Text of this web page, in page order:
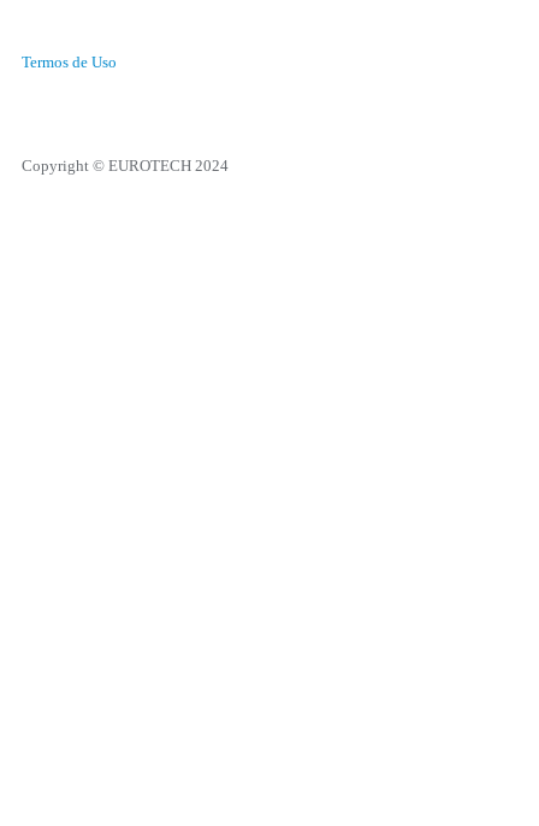
Termos de Uso
Copyright © EUROTECH 2024